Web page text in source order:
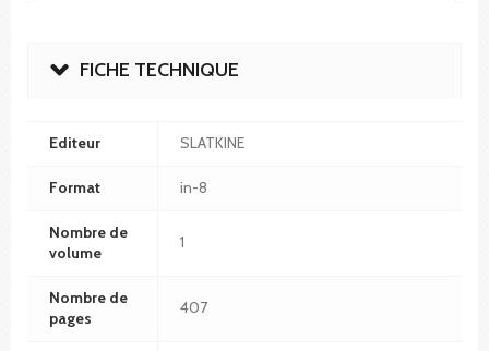
FICHE TECHNIQUE
Editeur SLATKINE
Format in-8
Nombre de
volume
1
Nombre de
pages
407